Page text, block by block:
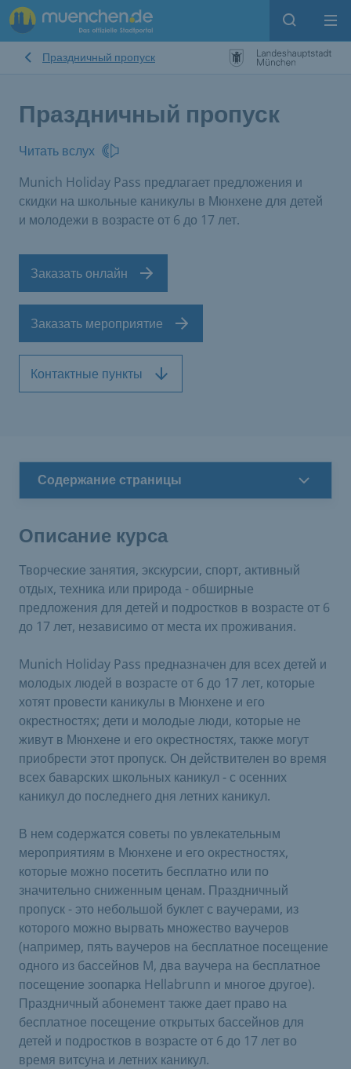
Open
Праздничный пропуск
Праздничный пропуск
Читать вслух
Munich Holiday Pass предлагает предложения и
скидки на школьные каникулы в Мюнхене для детей
и молодежи в возрасте от 6 до 17 лет.
Заказать онлайн
Заказать мероприятие
Контактные пункты
Содержание страницы
Описание курса
Творческие занятия, экскурсии, спорт, активный
отдых, техника или природа - обширные
предложения для детей и подростков в возрасте от 6
до 17 лет, независимо от места их проживания.
Munich Holiday Pass предназначен для всех детей и
молодых людей в возрасте от 6 до 17 лет, которые
хотят провести каникулы в Мюнхене и его
окрестностях; дети и молодые люди, которые не
живут в Мюнхене и его окрестностях, также могут
приобрести этот пропуск. Он действителен во время
всех баварских школьных каникул - с осенних
каникул до последнего дня летних каникул.
В нем содержатся советы по увлекательным
мероприятиям в Мюнхене и его окрестностях,
которые можно посетить бесплатно или по
значительно сниженным ценам. Праздничный
пропуск - это небольшой буклет с ваучерами, из
которого можно вырвать множество ваучеров
(например, пять ваучеров на бесплатное посещение
одного из бассейнов M, два ваучера на бесплатное
посещение зоопарка Hellabrunn и многое другое).
Праздничный абонемент также дает право на
бесплатное посещение открытых бассейнов для
детей и подростков в возрасте от 6 до 17 лет во
время витсуна и летних каникул.